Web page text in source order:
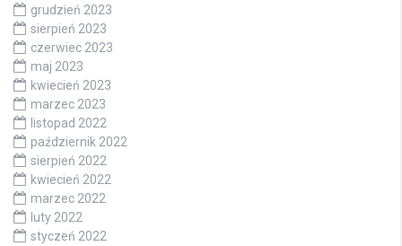
grudzień 2023
sierpień 2023
czerwiec 2023
maj 2023
kwiecień 2023
marzec 2023
listopad 2022
październik 2022
sierpień 2022
kwiecień 2022
marzec 2022
luty 2022
styczeń 2022